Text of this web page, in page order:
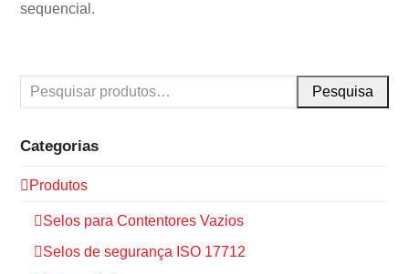
sequencial.
Pesquisa
Categorias
Produtos
Selos para Contentores Vazios
Selos de segurança ISO 17712